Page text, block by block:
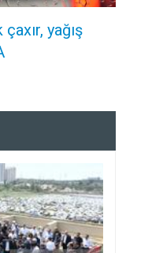
yağış